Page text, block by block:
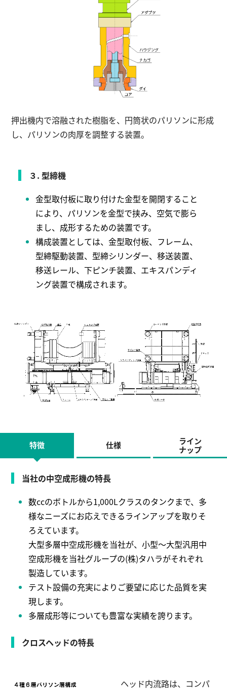
押出機内で溶融された樹脂を、円筒状のパリソンに形成
し、パリソンの肉厚を調整する装置。
３. 型締機
金型取付板に取り付けた金型を開閉すること
により、パリソンを金型で挟み、空気で膨ら
まし、成形するための装置です。
構成装置としては、金型取付板、フレーム、
型締駆動装置、型締シリンダー、移送装置、
移送レール、下ピンチ装置、エキスパンディ
ング装置で構成されます。
特徴 仕様
ライン
ナップ
当社の中空成形機の特長
数ccのボトルから1,000Lクラスのタンクまで、多
様なニーズにお応えできるラインアップを取りそ
ろえています。
大型多層中空成形機を当社が、小型～大型汎用中
空成形機を当社グループの(株)タハラがそれぞれ
製造しています。
テスト設備の充実によりご要望に応じた品質を実
現します。
多層成形等についても豊富な実績を誇ります。
クロスヘッドの特長
ヘッド内流路は、コンパ